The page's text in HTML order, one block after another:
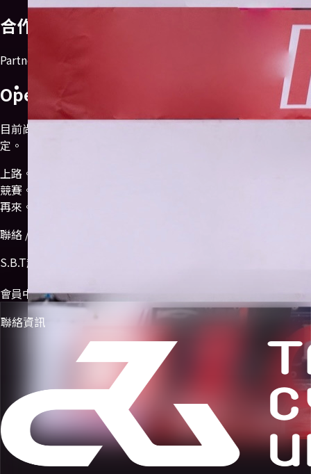
合作
Partner profile
Open for partners.
目前尚未公開核准贊助商，隊長可從會員中心申請或由管理端設
定。
上路。
競賽。
再來。
聯絡 / 加入
S.B.T超級車隊
會員中心
聯絡資訊